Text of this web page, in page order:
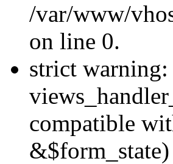
/var/www/
on line 0.
strict
compatible